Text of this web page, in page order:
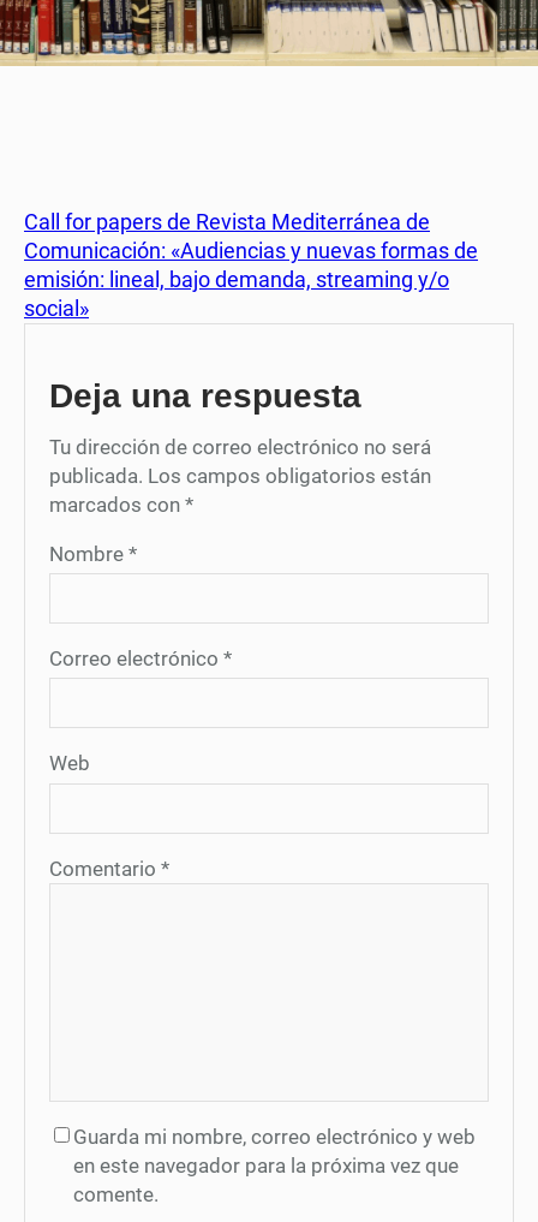
Call for papers de Revista Mediterránea de
Comunicación: «Audiencias y nuevas formas de
emisión: lineal, bajo demanda, streaming y/o
social»
Deja una respuesta
Tu dirección de correo electrónico no será
publicada. Los campos obligatorios están
marcados con *
Nombre *
Correo electrónico *
Web
Comentario *
Guarda mi nombre, correo electrónico y web
en este navegador para la próxima vez que
comente.